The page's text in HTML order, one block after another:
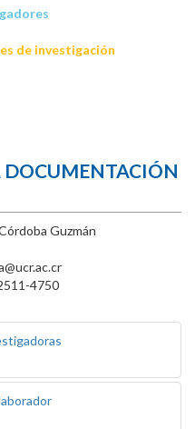
de investigación
Guzmán
4750